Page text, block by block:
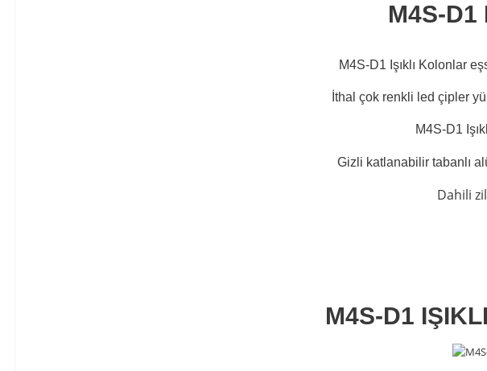
M4S-D1
M4S-D1 Işıklı Kolonlar
İthal çok renkli led çipler
M4S-D1
Gizli katlanabilir tabanlı
Dahili
M4S-D1